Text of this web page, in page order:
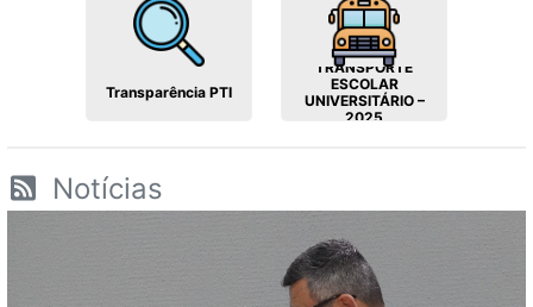
Transparência PTI
TRANSPORTE
ESCOLAR
UNIVERSITÁRIO –
2025
Notícias